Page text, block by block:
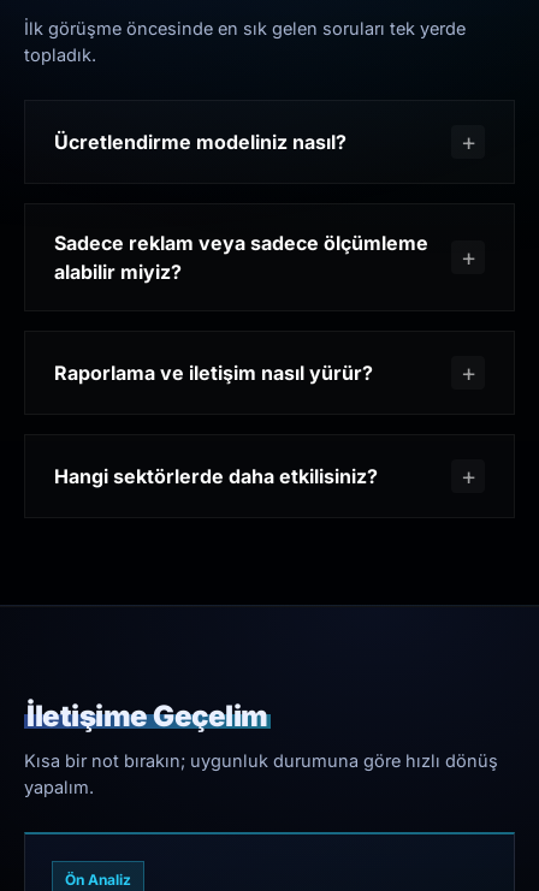
İlk görüşme öncesinde en sık gelen soruları tek yerde
topladık.
Ücretlendirme modeliniz nasıl?
Sadece reklam veya sadece ölçümleme
alabilir miyiz?
Raporlama ve iletişim nasıl yürür?
Hangi sektörlerde daha etkilisiniz?
İletişime Geçelim
Kısa bir not bırakın; uygunluk durumuna göre hızlı dönüş
yapalım.
Ön Analiz